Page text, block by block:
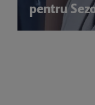
pentru